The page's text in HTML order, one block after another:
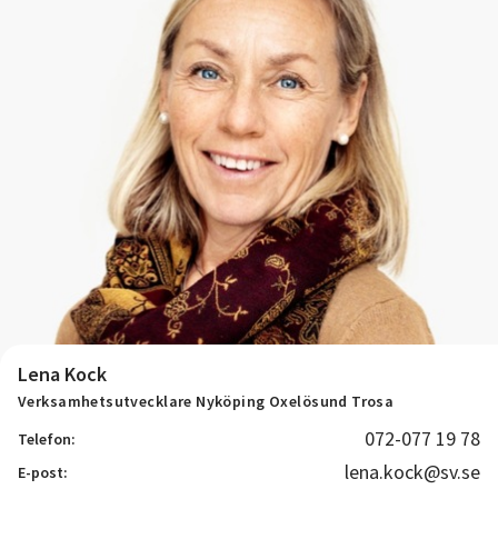
Lena Kock
Verksamhetsutvecklare Nyköping Oxelösund Trosa
Telefon:
072-077 19 78
E-post: lena.kock@sv.se